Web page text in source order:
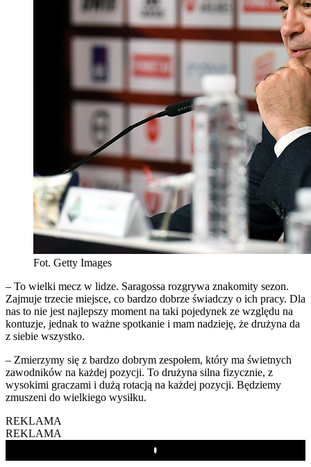
Fot. Getty Images
– To wielki mecz w lidze. Saragossa rozgrywa znakomity sezon.
Zajmuje trzecie miejsce, co bardzo dobrze świadczy o ich pracy. Dla
nas to nie jest najlepszy moment na taki pojedynek ze względu na
kontuzje, jednak to ważne spotkanie i mam nadzieję, że drużyna da
z siebie wszystko.
– Zmierzymy się z bardzo dobrym zespołem, który ma świetnych
zawodników na każdej pozycji. To drużyna silna fizycznie, z
wysokimi graczami i dużą rotacją na każdej pozycji. Będziemy
zmuszeni do wielkiego wysiłku.
REKLAMA
REKLAMA
Play